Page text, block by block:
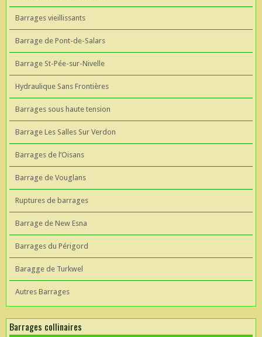
Barrages vieillissants
Barrage de Pont-de-Salars
Barrage St-Pée-sur-Nivelle
Hydraulique Sans Frontières
Barrages sous haute tension
Barrage Les Salles Sur Verdon
Barrages de l’Oisans
Barrage de Vouglans
Ruptures de barrages
Barrage de New Esna
Barrages du Périgord
Baragge de Turkwel
Autres Barrages
Barrages collinaires